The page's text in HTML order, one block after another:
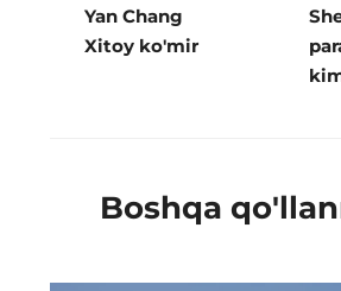
Yan Chang
Xitoy ko'mir
Boshqa